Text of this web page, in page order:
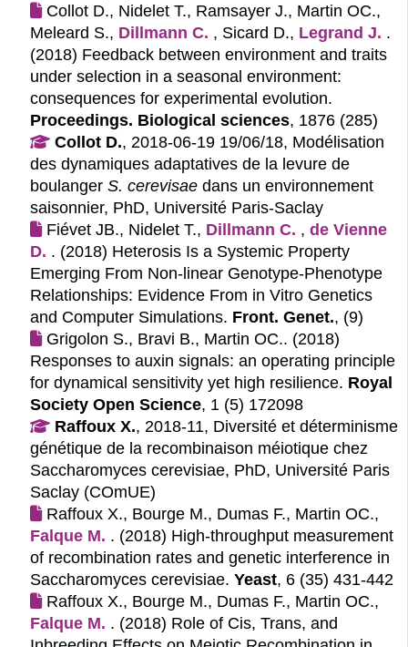
Collot D., Nidelet T., Ramsayer J., Martin OC.,
Meleard S., Dillmann C. , Sicard D., Legrand J. .
(2018) Feedback between environment and traits
under selection in a seasonal environment:
consequences for experimental evolution.
Proceedings. Biological sciences, 1876 (285)
Collot D., 2018-06-19 19/06/18, Modélisation
des dynamiques adaptatives de la levure de
boulanger S. cerevisae dans un environnement
saisonnier, PhD, Université Paris-Saclay
Fiévet JB., Nidelet T., Dillmann C. , de Vienne
D. . (2018) Heterosis Is a Systemic Property
Emerging From Non-linear Genotype-Phenotype
Relationships: Evidence From in Vitro Genetics
and Computer Simulations. Front. Genet., (9)
Grigolon S., Bravi B., Martin OC.. (2018)
Responses to auxin signals: an operating principle
for dynamical sensitivity yet high resilience. Royal
Society Open Science, 1 (5) 172098
Raffoux X., 2018-11, Diversité et déterminisme
génétique de la recombinaison méiotique chez
Saccharomyces cerevisiae, PhD, Université Paris
Saclay (COmUE)
Raffoux X., Bourge M., Dumas F., Martin OC.,
Falque M. . (2018) High-throughput measurement
of recombination rates and genetic interference in
Saccharomyces cerevisiae. Yeast, 6 (35) 431-442
Raffoux X., Bourge M., Dumas F., Martin OC.,
Falque M. . (2018) Role of Cis, Trans, and